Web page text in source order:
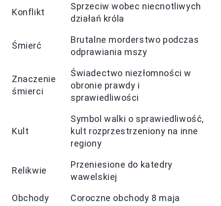
Konflikt
Sprzeciw wobec niecnotliwych
działań króla
Śmierć
Brutalne morderstwo podczas
odprawiania mszy
Znaczenie
śmierci
Świadectwo niezłomności w
obronie prawdy i
sprawiedliwości
Kult
Symbol walki o sprawiedliwość,
kult rozprzestrzeniony na inne
regiony
Relikwie
Przeniesione do katedry
wawelskiej
Obchody Coroczne obchody 8 maja